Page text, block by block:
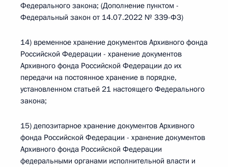
Федерального закона; (Дополнение пунктом -
Федеральный закон от 14.07.2022 № 339-ФЗ)
14) временное хранение документов Архивного фонда
Российской Федерации - хранение документов
Архивного фонда Российской Федерации до их
передачи на постоянное хранение в порядке,
установленном статьей 21 настоящего Федерального
закона;
15) депозитарное хранение документов Архивного
фонда Российской Федерации - хранение документов
Архивного фонда Российской Федерации
федеральными органами исполнительной власти и